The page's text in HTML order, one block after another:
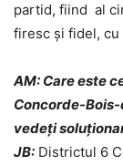
partid, fiind al
firesc și fidel, cu
AM: Care este
Concorde-
vedeți
JB: Districtul 6